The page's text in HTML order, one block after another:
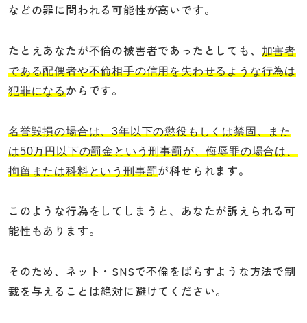
などの罪に問われる可能性が高いです。
たとえあなたが不倫の被害者であったとしても、
加害者
である配偶者や不倫相手の信用を失わせるような行為は
犯罪になるからです。
名誉毀損の場合は、3年以下の懲役もしくは禁固、また
は50万円以下の罰金という刑事罰が、侮辱罪の場合は、
拘留または科料という刑事罰が科せられます。
このような行為をしてしまうと、あなたが訴えられる可
能性もあります。
そのため、ネット・SNSで不倫をばらすような方法で制
裁を与えることは絶対に避けてください。